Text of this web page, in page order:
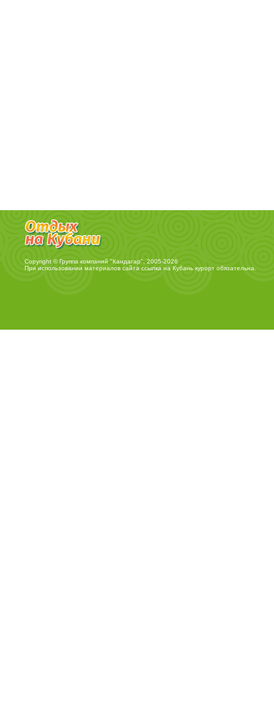
Copyright © Группа компаний "Кандагар", 2005-2026
При использовании материалов сайта ссылка на Кубань курортобязательна.